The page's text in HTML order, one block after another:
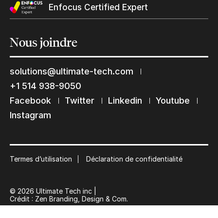
Enfocus Certified Expert
Nousjoindre
solutions@ultimate-tech.com
+1 514 938-9050
Facebook
Twitter Linkedin
Youtube
Instagram
Termes d’utilisation Déclaration de confidentialité
© 2026 Ultimate Tech inc |
Crédit : Zen Branding, Design & Com.
Restons en contact
Abonnez-vous à notre liste de diffusion